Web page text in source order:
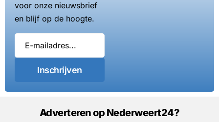
voor onze nieuwsbrief
en blijf op de hoogte.
Inschrijven
Adverteren op Nederweert24?